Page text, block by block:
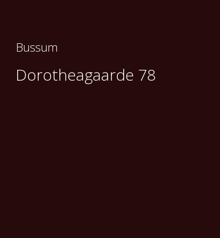
Bussum
Dorotheagaarde 78